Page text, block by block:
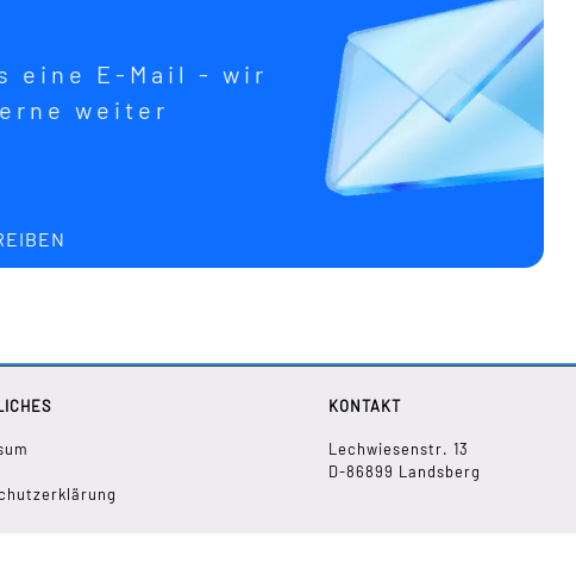
eine E-Mail - wir
weiter
KONTAKT
Lechwiesenstr. 13
D-86899 Landsberg